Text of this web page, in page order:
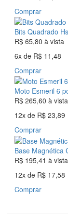
Comprar
Bits Quadrado
R$ 65,80 à vista
6x de R$ 11,48
Comprar
Moto Esmeril 6
R$ 265,60 à vista
12x de R$ 23,89
Comprar
Base Magnética
R$ 195,41 à vista
12x de R$ 17,58
Comprar